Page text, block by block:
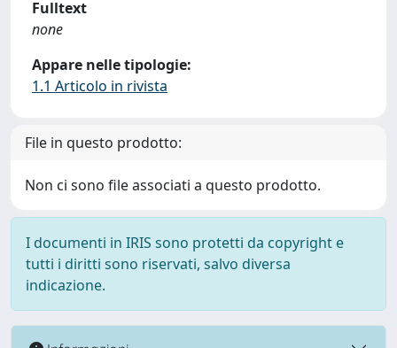
Fulltext
none
Appare nelle tipologie:
1.1 Articolo in rivista
File in questo prodotto:
Non ci sono file associati a questo prodotto.
I documenti in IRIS sono protetti da copyright e
tutti i diritti sono riservati, salvo diversa
indicazione.